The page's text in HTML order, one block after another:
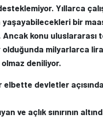
Yıllarca
bir
Ancak konu
milyarlarca
deniliyor.
devletler
ve açlık sınırının